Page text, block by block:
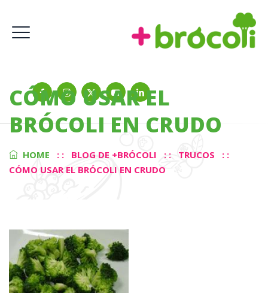
CÓMO USAR EL
BRÓCOLI EN CRUDO
HOME : : BLOG DE +BRÓCOLI : : TRUCOS : :
CÓMO USAR EL BRÓCOLI EN CRUDO